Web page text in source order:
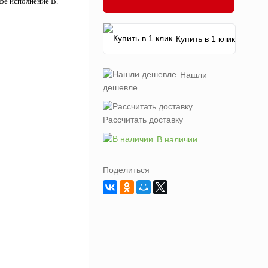
Купить в 1 клик
Нашли
дешевле
Рассчитать доставку
В наличии
Поделиться